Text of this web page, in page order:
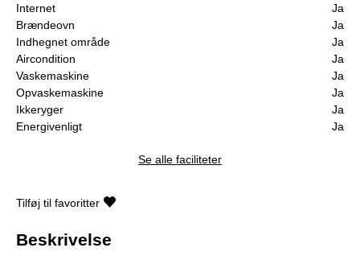
Internet
Ja
Brændeovn
Ja
Indhegnet område
Ja
Aircondition
Ja
Vaskemaskine
Ja
Opvaskemaskine
Ja
Ikkeryger
Ja
Energivenligt
Ja
Se alle faciliteter
Tilføj til favoritter
Beskrivelse